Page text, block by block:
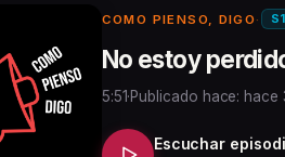
COMO PIENSO, DIGO ·
No estoy
5:51·Publicado hace: hace
Escuchar